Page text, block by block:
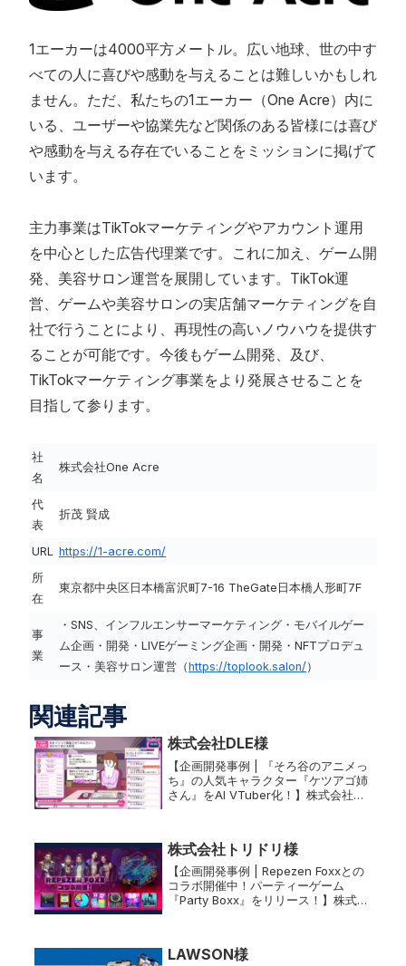
1エーカーは4000平方メートル。広い地球、世の中す
べての人に喜びや感動を与えることは難しいかもしれ
ません。ただ、私たちの1エーカー（One Acre）内に
いる、ユーザーや協業先など関係のある皆様には喜び
や感動を与える存在でいることをミッションに掲げて
います。
主力事業はTikTokマーケティングやアカウント運用
を中心とした広告代理業です。これに加え、ゲーム開
発、美容サロン運営を展開しています。TikTok運
営、ゲームや美容サロンの実店舗マーケティングを自
社で行うことにより、再現性の高いノウハウを提供す
ることが可能です。今後もゲーム開発、及び、
TikTokマーケティング事業をより発展させることを
目指して参ります。
社
名
株式会社One Acre
代
表
折茂 賢成
URL
https://1-acre.com/
所
在
東京都中央区日本橋富沢町7-16 TheGate日本橋人形町7F
事
業
・SNS、インフルエンサーマーケティング・モバイルゲー
ム企画・開発・LIVEゲーミング企画・開発・NFTプロデュ
ース・美容サロン運営（https://toplook.salon/）
関連記事
株式会社DLE様
【企画開発事例 | 『そろ谷のアニメっ
ち』の人気キャラクター『ケツアゴ姉
さん』をAI VTuber化！】株式会社
（以下DLE）と共同...
株式会社トリドリ様
【企画開発事例 | Repezen Foxxとの
コラボ開催中！パーティーゲーム
『Party Boxx』をリリース！】株式会
代表取締役...
LAWSON様